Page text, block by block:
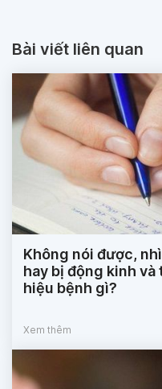
Bài viết liên quan
Không nói được,
hay bị động kinh và
hiệu bệnh gì?
Xem thêm